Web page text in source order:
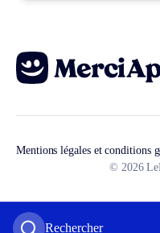
Rechercher
Mentions légales et conditions
© 2026